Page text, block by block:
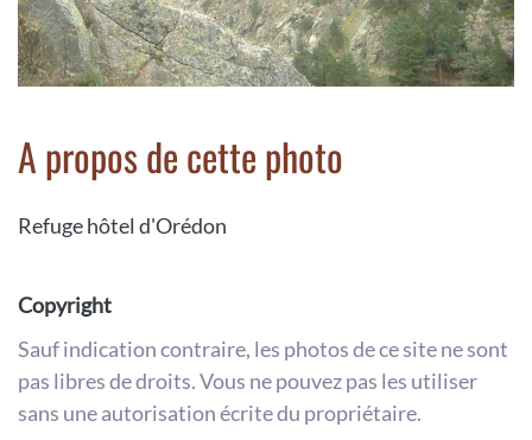
A propos de cette photo
Refuge hôtel d'Orédon
Copyright
Sauf indication contraire, les photos de ce site ne sont
pas libres de droits. Vous ne pouvez pas les utiliser
sans une autorisation écrite du propriétaire.